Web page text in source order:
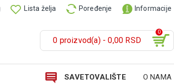
Lista želja Poređenje Informacije
0 proizvod(a) - 0,00 RSD
0
SAVETOVALIŠTE O NAMA